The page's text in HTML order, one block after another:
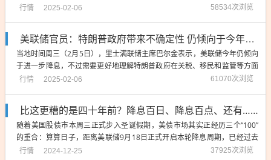
点个股方面，Alphabet和AMD股价大跌，令纳指涨幅受到限制。经济数据
行情 2025-02-06 58534次浏览
美联储官员：特朗普政府带来不确定性 仍倾向于今年继续降息
当地时间周三（2月5日），里士满联储主席巴尔金表示，美联储今年仍倾向
于进一步降息，不过需要更好地理解特朗普政府在关税、移民和监管等方面
的新举措所带来的影响。美联储上周维持利率不变，暂缓了此前连续三次降
行情 2025-02-06 61070次浏览
比这更糟的是四十年前？降息百日、降息百点、还有……
随着美国股债市本周三正式步入圣诞假期，美债市场其实正经历三个“100”
的重合：算算日子，距离美联储9月18日正式开启本轮降息周期，已经过去
了将近100天的时间……在这段时间里，美联储已经累计降息了100个基点
行情 2024-12-25 37925次浏览